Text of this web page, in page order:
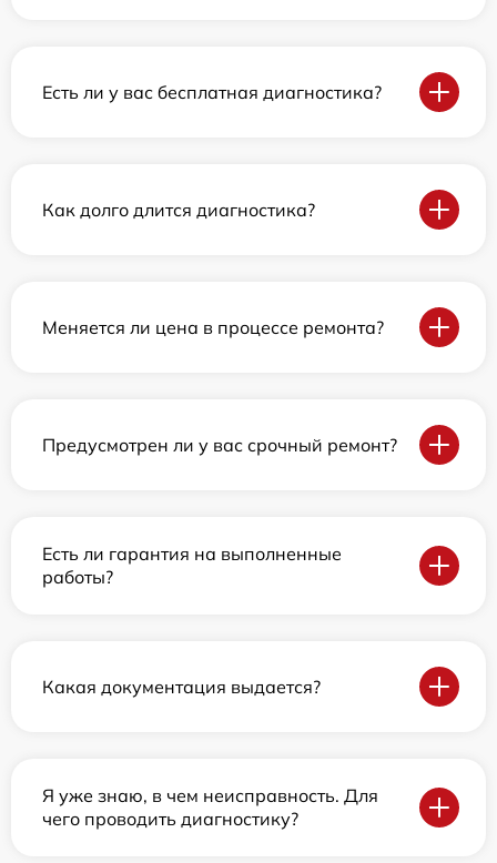
Есть ли у вас бесплатная диагностика?
Как долго длится диагностика?
Меняется ли цена в процессе ремонта?
Предусмотрен ли у вас срочный ремонт?
Есть ли гарантия на выполненные
работы?
Какая документация выдается?
Я уже знаю, в чем неисправность. Для
чего проводить диагностику?